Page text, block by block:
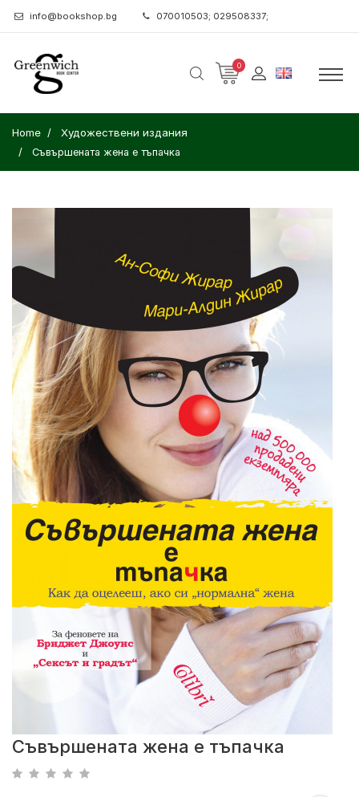
info@bookshop.bg 070010503; 029508337;
0
Home Художествени издания
Съвършената жена е тъпачка
Съвършената жена е тъпачка